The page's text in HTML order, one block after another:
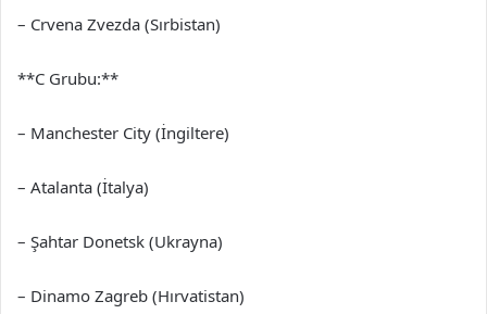
– Crvena Zvezda (Sırbistan)
**C Grubu:**
– Manchester City (İngiltere)
– Atalanta (İtalya)
– Şahtar Donetsk (Ukrayna)
– Dinamo Zagreb (Hırvatistan)